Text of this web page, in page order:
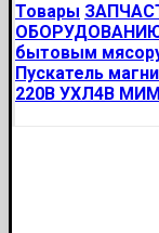
Товары
бытовым
Пускатель
220В УХЛ4В